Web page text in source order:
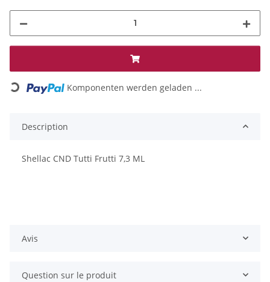
Loading... Komponenten werden geladen ...
Description
Shellac CND Tutti Frutti 7,3 ML
Avis
Question sur le produit